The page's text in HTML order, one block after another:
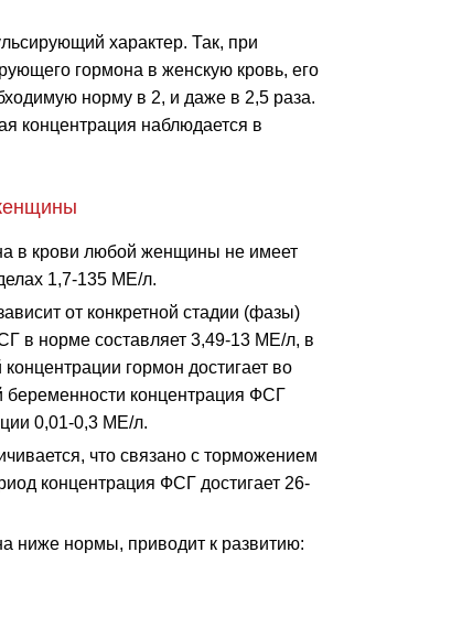
характер. Так, при
гормона в женскую кровь, его
норму в 2, и даже в 2,5 раза.
концентрация наблюдается в
в крови любой женщины не имеет
1,7-135 МЕ/л.
от конкретной стадии (фазы)
в норме составляет 3,49-13 МЕ/л, в
гормон достигает во
концентрация ФСГ
0,01-0,3 МЕ/л.
что связано с торможением
концентрация ФСГ достигает 26-
ниже нормы, приводит к развитию: